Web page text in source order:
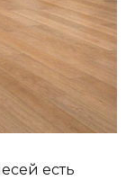
есть